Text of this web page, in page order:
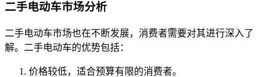
二手电动车市场分析
二手电动车市场也在不断发展，消费者需要对其进行深入了
解。二手电动车的优势包括：
价格较低，适合预算有限的消费者。